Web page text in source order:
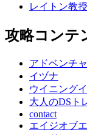
レイトン教
攻略コンテ
アドベンチ
イヅナ
ウイニング
大人のDSト
contact
エイジオブ